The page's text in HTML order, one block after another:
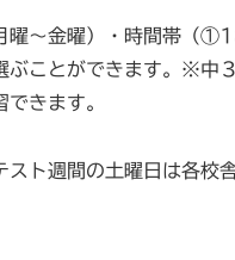
曜～金曜）・時間帯（
ことができます。※中
きます。
ト週間の土曜日は各校